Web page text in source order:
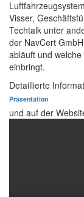
Visser,
Techtalk unter
der NavCert
abläuft und
einbringt.
Detaillierte
Präsentation
und auf der